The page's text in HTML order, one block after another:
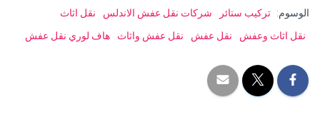
الوسوم: تركيب ستائر شركات نقل عفش الاندلس
نقل اثاث
نقل اثاث وعفش
نقل عفش نقل عفش واثاث هاف لوري نقل عفش